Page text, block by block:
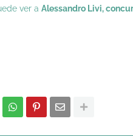
ver a Alessandro Livi,